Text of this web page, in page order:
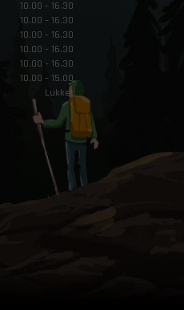
10.00 – 16.30
10.00 – 16.30
10.00 – 16.30
10.00 – 16.30
10.00 – 16.30
10.00 – 15.00
Lukket